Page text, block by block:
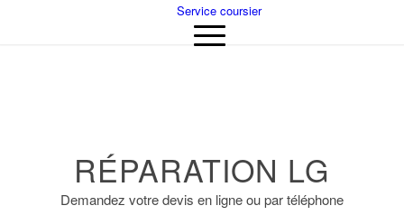
Service coursier
RÉPARATION LG
Demandez votre devis en ligne ou par téléphone